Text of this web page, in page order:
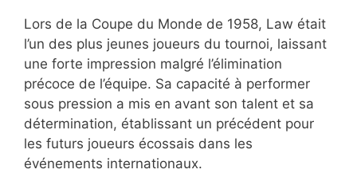
Lors de la Coupe du Monde de 1958, Law était
l’un des plus jeunes joueurs du tournoi, laissant
une forte impression malgré l’élimination
précoce de l’équipe. Sa capacité à performer
sous pression a mis en avant son talent et sa
détermination, établissant un précédent pour
les futurs joueurs écossais dans les
événements internationaux.